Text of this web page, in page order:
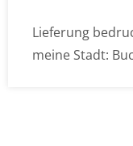
Lieferung
meine Stadt: